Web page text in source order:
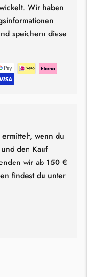
Wir haben
speichern diese
wenn du
den Kauf
wir ab 150 €
findest du unter